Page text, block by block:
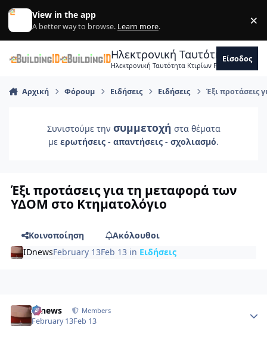
Skip to content
View in the app
A better way to browse. Learn more. ×
Ηλεκτρονική Ταυτότητα
Ηλεκτρονική Ταυτότητα Κτιρίων Forum
Είσοδος
Αρχική Φόρουμ Ειδήσεις Ειδήσεις Έξι προτάσεις
Συνιστούμε την συμμετοχή στα θέματα
με ερωτήσεις - απαντήσεις - σχολιασμό.
Έξι προτάσεις για τη μεταφορά των
ΥΔΟΜ στο Κτηματολόγιο
Κοινοποίηση
Ακόλουθοι
IDnewsFebruary 13Feb 13 in Ειδήσεις
IDnews Members
February 13Feb 13